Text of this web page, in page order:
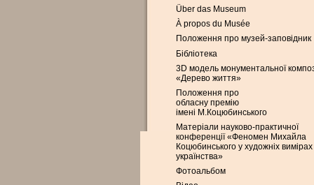
Über das Museum
À propos du Musée
Положення про музей-заповідник
Бібліотека
3D модель монументальної
«Дерево життя»
Положення про
обласну премію
імені М.Коцюбинського
Матеріали науково-практичної
конференції «Феномен Михайла
Коцюбинського у художніх вимірах
українства»
Фотоальбом